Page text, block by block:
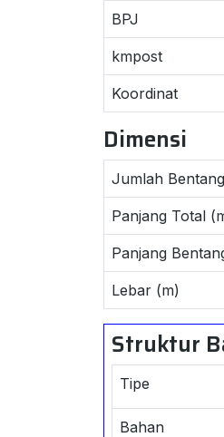
BPJ
kmpost
Koordinat
Dimensi
Jumlah Bentang
Panjang Total
Panjang
Lebar (m)
Struktur
Tipe
Bahan